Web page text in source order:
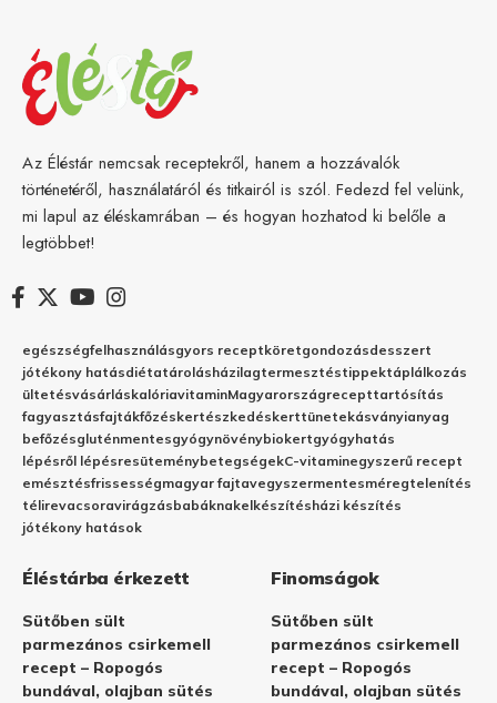
Az Éléstár nemcsak receptekről, hanem a hozzávalók
történetéről, használatáról és titkairól is szól. Fedezd fel velünk,
mi lapul az éléskamrában – és hogyan hozhatod ki belőle a
legtöbbet!
egészségfelhasználásgyors receptköretgondozásdesszert
jótékony hatásdiétatárolásházilagtermesztéstippektáplálkozás
ültetésvásárláskalóriavitaminMagyarországrecepttartósítás
fagyasztásfajtákfőzéskertészkedéskerttünetekásványianyag
befőzésgluténmentesgyógynövénybiokertgyógyhatás
lépésről lépésresüteménybetegségekC-vitaminegyszerű recept
emésztésfrissességmagyar fajtavegyszermentesméregtelenítés
télirevacsoravirágzásbabáknakelkészítésházi készítés
jótékony hatások
Éléstárba érkezett
Sütőben sült
parmezános csirkemell
recept – Ropogós
bundával, olajban sütés
Finomságok
Sütőben sült
parmezános csirkemell
recept – Ropogós
bundával, olajban sütés